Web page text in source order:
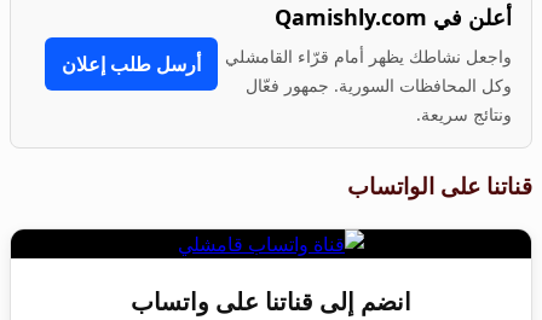
أعلن في Qamishly.com
واجعل نشاطك يظهر أمام قرّاء القامشلي
وكل المحافظات السورية. جمهور فعّال
ونتائج سريعة.
أرسل طلب إعلان
قناتنا على الواتساب
انضم إلى قناتنا على واتساب